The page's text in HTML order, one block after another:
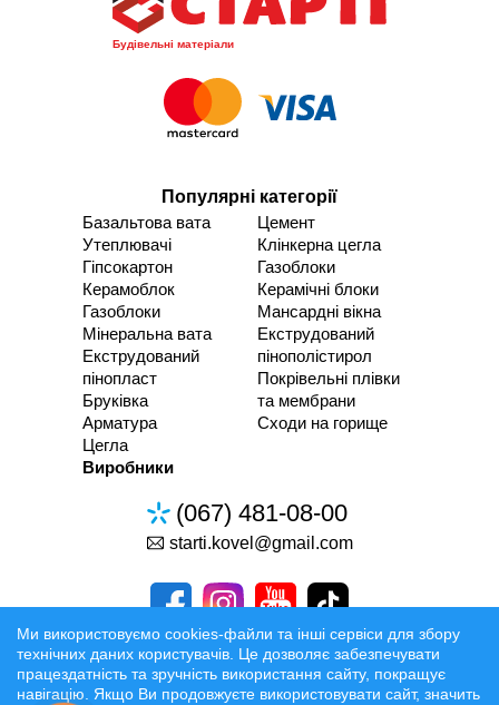
Будівельні матеріали
Популярні категорії
Базальтова вата
Утеплювачі
Гіпсокартон
Керамоблок
Газоблоки
Мінеральна вата
Екструдований
пінопласт
Бруківка
Арматура
Цегла
Цемент
Клінкерна цегла
Газоблоки
Керамічні блоки
Мансардні вікна
Екструдований
пінополістирол
Покрівельні плівки
та мембрани
Сходи на горище
Виробники
(067) 481-08-00
starti.kovel@gmail.com
Розробка та Розкрутка сайтів
Ми використовуємо cookies-файли та інші сервіси для збору
технічних даних користувачів. Це дозволяє забезпечувати
працездатність та зручність використання сайту, покращує
навігацію. Якщо Ви продовжуєте використовувати сайт, значить